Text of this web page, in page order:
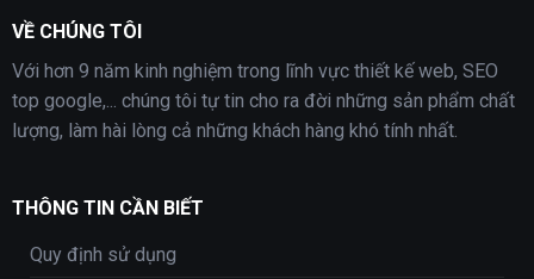
VỀ CHÚNG TÔI
Với hơn 9 năm kinh nghiệm trong lĩnh vực thiết kế web, SEO
top google,... chúng tôi tự tin cho ra đời những sản phẩm chất
lượng, làm hài lòng cả những khách hàng khó tính nhất.
THÔNG TIN CẦN BIẾT
Quy định sử dụng